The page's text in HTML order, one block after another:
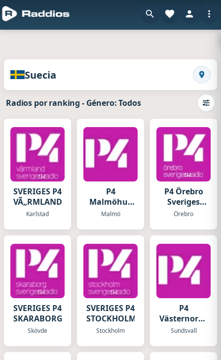
Radios de Sueciaen Raddios
Suecia
Radios por ranking - Género: Todos
SVERIGES P4
VÃ„RMLAND
Karlstad
P4
Malmöhus
Sveriges
Malmö
P4 Örebro
Sveriges
Radio
Örebro
SVERIGES P4
SKARABORG
Skövde
SVERIGES P4
STOCKHOLM
Stockholm
P4
Västernorrland
Sveriges
Sundsvall